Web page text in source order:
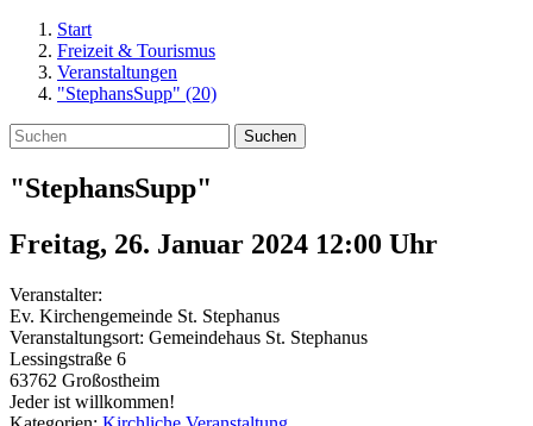
Start
Freizeit & Tourismus
Veranstaltungen
"StephansSupp" (20)
Suchen
"StephansSupp"
Freitag, 26. Januar 2024 12:00 Uhr
Veranstalter:
Ev. Kirchengemeinde St. Stephanus
Veranstaltungsort: Gemeindehaus St. Stephanus
Lessingstraße 6
63762 Großostheim
Jeder ist willkommen!